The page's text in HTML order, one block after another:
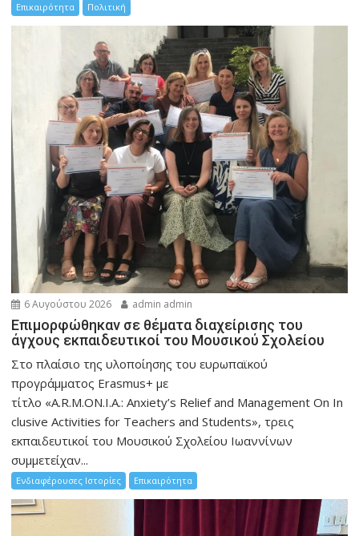
Επικαιρότητα Πολιτική
6 Αυγούστου 2026 admin admin
Eπιμορφώθηκαν σε θέματα διαχείρισης του
άγχους εκπαιδευτικοί του Μουσικού Σχολείου
Στο πλαίσιο της υλοποίησης του ευρωπαϊκού
προγράμματος Erasmus+ με
τίτλο «A.R.M.ON.I.A.: Anxiety’s Relief and Management On In
clusive Activities for Teachers and Students», τρεις
εκπαιδευτικοί του Μουσικού Σχολείου Ιωαννίνων
συμμετείχαν...
Ενδιαφέρουσες Ιστορίες Επικαιρότητα